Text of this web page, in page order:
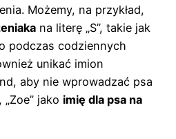
Możemy, na przykład,
na literę „S”, takie jak
podczas codziennych
unikać imion
aby nie wprowadzać psa
„Zoe” jako imię dla psa na